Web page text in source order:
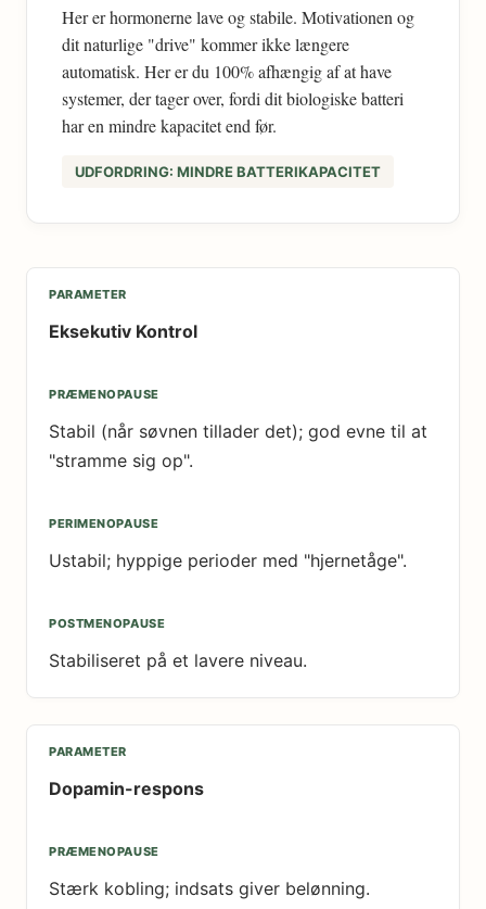
Her er hormonerne lave og stabile. Motivationen og
dit naturlige "drive" kommer ikke længere
automatisk. Her er du 100% afhængig af at have
systemer, der tager over, fordi dit biologiske batteri
har en mindre kapacitet end før.
UDFORDRING: MINDRE BATTERIKAPACITET
Eksekutiv Kontrol
Stabil (når søvnen tillader det); god evne til at
"stramme sig op".
Ustabil; hyppige perioder med "hjernetåge".
Stabiliseret på et lavere niveau.
Dopamin-respons
Stærk kobling; indsats giver belønning.